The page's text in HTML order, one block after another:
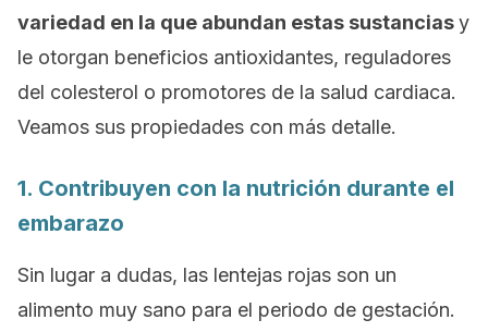
variedad en la que abundan estas sustanciasy
le otorgan beneficios antioxidantes, reguladores
del colesterol o promotores de la salud cardiaca.
Veamos sus propiedades con más detalle.
1. Contribuyen con la nutrición durante el
embarazo
Sin lugar a dudas, las lentejas rojas son un
alimento muy sano para el periodo de gestación.